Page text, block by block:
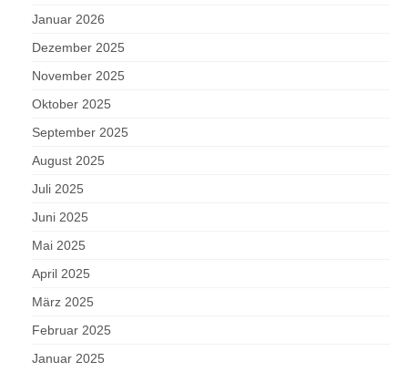
Januar 2026
Dezember 2025
November 2025
Oktober 2025
September 2025
August 2025
Juli 2025
Juni 2025
Mai 2025
April 2025
März 2025
Februar 2025
Januar 2025